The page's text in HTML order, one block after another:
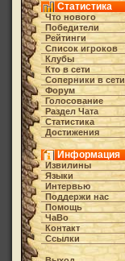
Статистика
Что нового
Победители
Рейтинги
Список игроков
Клубы
Кто в cети
Соперники в сети
Форум
Голосование
Раздел Чата
Статистика
Достижения
Информация
Извилины
Языки
Интервью
Поддержи нас
Помощь
ЧаВо
Контакт
Ссылки